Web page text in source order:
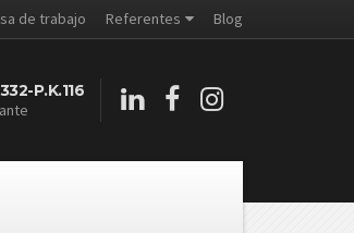
de trabajo Referentes Blog
P.K.116